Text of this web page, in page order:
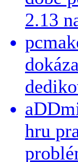
2.13
hru